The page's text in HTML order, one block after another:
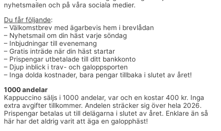
nyhetsmailen och på våra sociala medier.
Du får följande:
– Välkomstbrev med ägarbevis hem i brevlådan
– Nyhetsmail om din häst varje söndag
– Inbjudningar till evenemang
– Gratis inträde när din häst startar
– Prispengar utbetalade till ditt bankkonto
– Djup inblick i trav- och galoppsporten
– Inga dolda kostnader, bara pengar tillbaka i slutet av året!
1000 andelar
Kappuccino säljs i 1000 andelar, var och en kostar 400 kr. Inga
extra avgifter tillkommer. Andelen sträcker sig över hela 2026.
Prispengar betalas ut till delägarna i slutet av året. Enklare än så
här har det aldrig varit att äga en galopphäst!